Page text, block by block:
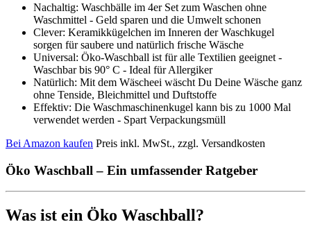
Nachaltig: Waschbälle im 4er Set zum Waschen ohne
Waschmittel - Geld sparen und die Umwelt schonen
Clever: Keramikkügelchen im Inneren der Waschkugel
sorgen für saubere und natürlich frische Wäsche
Universal: Öko-Waschball ist für alle Textilien geeignet -
Waschbar bis 90° C - Ideal für Allergiker
Natürlich: Mit dem Wäscheei wäscht Du Deine Wäsche ganz
ohne Tenside, Bleichmittel und Duftstoffe
Effektiv: Die Waschmaschinenkugel kann bis zu 1000 Mal
verwendet werden - Spart Verpackungsmüll
Bei Amazon kaufen Preis inkl. MwSt., zzgl. Versandkosten
Öko Waschball – Ein umfassender Ratgeber
Was ist ein Öko Waschball?